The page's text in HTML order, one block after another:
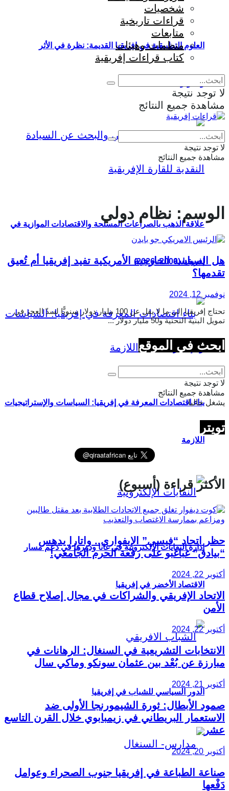
العلوم التطبيقية في إفريقيا القديمة: نظرة في الأثر
والمؤثرات
علاقة الذهب بالصراعات المسلحة والاقتصادات الموازية في
إفريقيا (2000–2026)
بناء اقتصادات المعرفة في إفريقيا: السياسات والإستراتيجيات
اللازمة
إدارة النفايات الإلكترونية في غانا ودورها في دعم مسار
الاقتصاد الأخضر في إفريقيا
الدور السياسي للشباب في إفريقيا
شخصيات
قراءات تاريخية
متابعات
منظمات وهيئات
كتاب قراءات إفريقية
لا توجد نتيجة
مشاهدة جميع النتائج
لا توجد نتيجة
مشاهدة جميع النتائج
الوسم: نظام دولي
هل السياسة الخارجية الأمريكية تفيد إفريقيا أم تُعيق
تقدمها؟
نوفمبر 12, 2024
تحتاج إفريقيا إلى ما لا يقل عن 100 مليار دولار سنويًّا لسدّ العجز في
تمويل البنية التحتية و50 مليار دولار ...
ابحث في الموقع
لا توجد نتيجة
مشاهدة جميع النتائج
يشغل حاليا
تويتر
الأكثر قراءة (أسبوع)
حظر اتحاد “فيسي” الإيفواري.. واتارا يدهس
“بيادق” غباغبو على رقعة الحرم الجامعي!
أكتوبر 22, 2024
الاتحاد الإفريقي والشراكات في مجال إصلاح قطاع
الأمن
أكتوبر 22, 2024
الانتخابات التشريعية في السنغال: الرهانات في
مبارزة عن بُعْد بين عثمان سونكو وماكي سال
أكتوبر 21, 2024
صمود الأبطال: ثورة الشيمورنجا الأولى ضد
الاستعمار البريطاني في زيمبابوي خلال القرن التاسع
عشر
أكتوبر 20, 2024
صناعة الطباعة في إفريقيا جنوب الصحراء وعوامل
دَفْعها